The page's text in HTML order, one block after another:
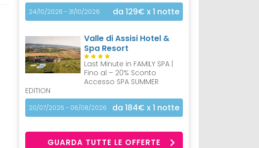
24/10/2026 - 31/10/2026 da 129€ x 1 notte
Valle di Assisi Hotel &
Spa Resort
Last Minute in FAMILY SPA |
Fino al – 20% Sconto
Accesso SPA SUMMER
EDITION
20/07/2026 - 06/08/2026 da 184€ x 1 notte
GUARDA TUTTE LE OFFERTE